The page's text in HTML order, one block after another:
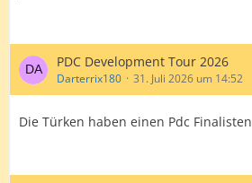
PDC Development Tour 2026
Darterrix180 31. Juli 2026 um 14:52
Die Türken haben einen Pdc Finalisten